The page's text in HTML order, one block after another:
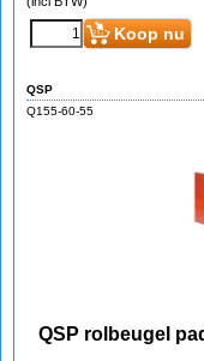
Koop nu
QSP
Q155-60-55
QSP rolbeugel